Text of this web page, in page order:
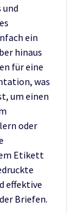
ein
hinaus
für eine
was
um einen
oder
Etikett
effektive
Briefen.